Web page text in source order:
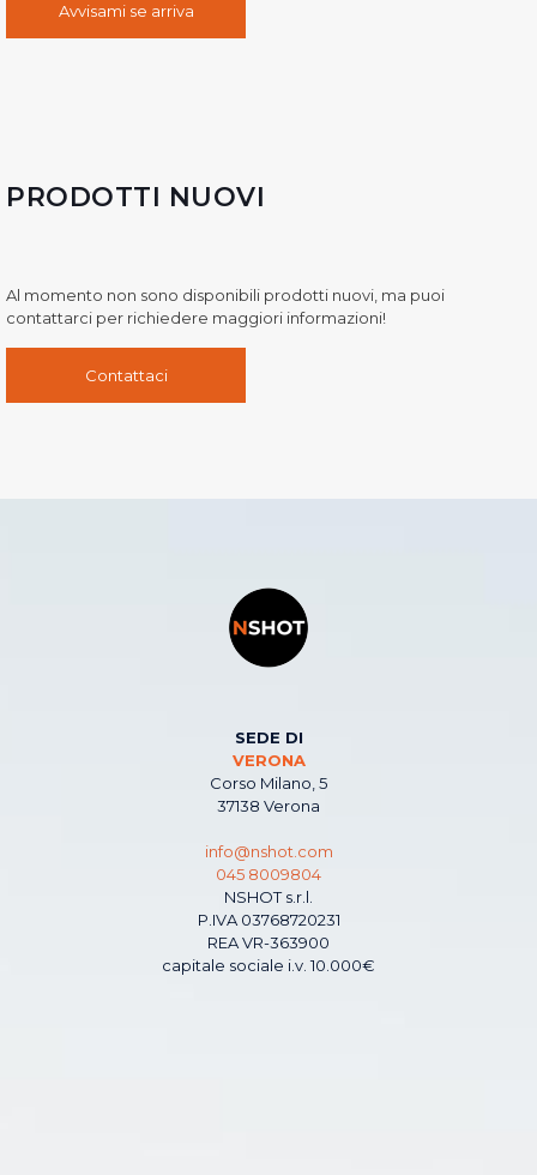
Avvisami se arriva
PRODOTTI NUOVI
Al momento non sono disponibili prodotti nuovi, ma puoi
contattarci per richiedere maggiori informazioni!
Contattaci
SEDE DI
VERONA
Corso Milano, 5
37138 Verona
info@nshot.com
045 8009804
NSHOT s.r.l.
P.IVA 03768720231
REA VR-363900
capitale sociale i.v. 10.000€